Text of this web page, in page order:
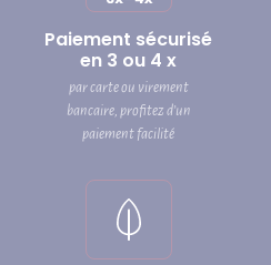
Paiement sécurisé
en 3 ou 4 x
par carte ou virement
bancaire, profitez d’un
paiement facilité